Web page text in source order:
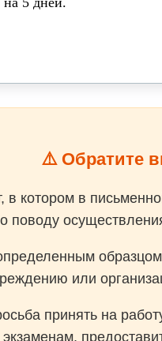
⚠️ Обратите
в котором в
поводу
или
принять на